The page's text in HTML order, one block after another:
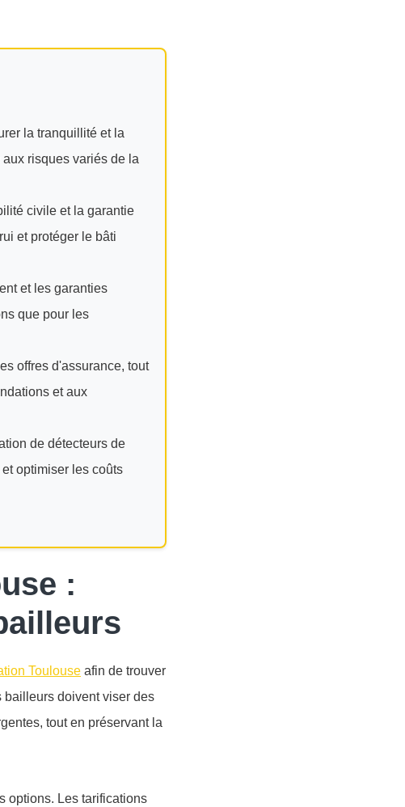
la tranquillité et la
risques variés de la
civile et la garantie
et protéger le bâti
et les garanties
que pour les
offres d'assurance, tout
et aux
de détecteurs de
optimiser les coûts
:
Toulouse afin de trouver
bailleurs doivent viser des
tout en préservant la
options. Les tarifications